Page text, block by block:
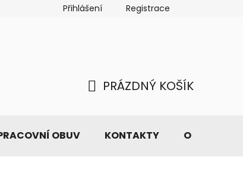
Přihlášení Registrace
KOŠÍK
PRÁZDNÝ KOŠÍK
OBUV KONTAKTY O NÁS